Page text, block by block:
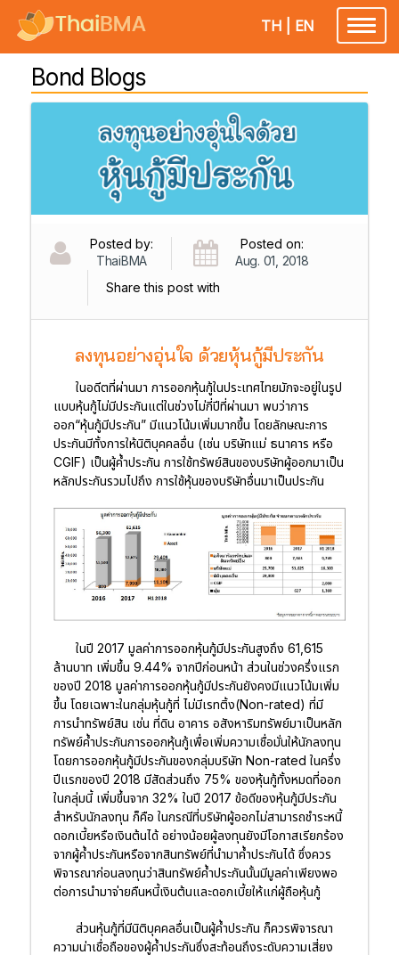
TH EN
Bond Blogs
Posted by:
ThaiBMA
Posted on:
Aug. 01, 2018
Share this post with
ลงทุนอย่างอุ่นใจ ด้วยหุ้นกู้มีประกัน
ในอดีตที่ผ่านมา การออกหุ้นกู้ในประเทศไทยมักจะอยู่ในรูป
แบบหุ้นกู้ไม่มีประกันแต่ในช่วงไม่กี่ปีที่ผ่านมา พบว่าการ
ออก“หุ้นกู้มีประกัน” มีแนวโน้มเพิ่มมากขึ้น โดยลักษณะการ
ประกันมีทั้งการให้นิติบุคคลอื่น (เช่น บริษัทแม่ ธนาคาร หรือ
CGIF) เป็นผู้ค้ำประกัน การใช้ทรัพย์สินของบริษัทผู้ออกมาเป็น
หลักประกันรวมไปถึง การใช้หุ้นของบริษัทอื่นมาเป็นประกัน
ในปี 2017 มูลค่าการออกหุ้นกู้มีประกันสูงถึง 61,615
ล้านบาท เพิ่มขึ้น 9.44% จากปีก่อนหน้า ส่วนในช่วงครึ่งแรก
ของปี 2018 มูลค่าการออกหุ้นกู้มีประกันยังคงมีแนวโน้มเพิ่ม
ขึ้น โดยเฉพาะในกลุ่มหุ้นกู้ที่ ไม่มีเรทติ้ง(Non-rated) ที่มี
การนำทรัพย์สิน เช่น ที่ดิน อาคาร อสังหาริมทรัพย์มาเป็นหลัก
ทรัพย์ค้ำประกันการออกหุ้นกู้เพื่อเพิ่มความเชื่อมั่นให้นักลงทุน
โดยการออกหุ้นกู้มีประกันของกลุ่มบริษัท Non-rated ในครึ่ง
ปีแรกของปี 2018 มีสัดส่วนถึง 75% ของหุ้นกู้ทั้งหมดที่ออก
ในกลุ่มนี้ เพิ่มขึ้นจาก 32% ในปี 2017 ข้อดีของหุ้นกู้มีประกัน
สำหรับนักลงทุน ก็คือ ในกรณีที่บริษัทผู้ออกไม่สามารถชำระหนี้
ดอกเบี้ยหรือเงินต้นได้ อย่างน้อยผู้ลงทุนยังมีโอกาสเรียกร้อง
จากผู้ค้ำประกันหรือจากสินทรัพย์ที่นำมาค้ำประกันได้ ซึ่งควร
พิจารณาก่อนลงทุนว่าสินทรัพย์ค้ำประกันนั้นมีมูลค่าเพียงพอ
ต่อการนำมาจ่ายคืนหนี้เงินต้นและดอกเบี้ยให้แก่ผู้ถือหุ้นกู้
ส่วนหุ้นกู้ที่มีนิติบุคคลอื่นเป็นผู้ค้ำประกัน ก็ควรพิจารณา
ความน่าเชื่อถือของผู้ค้ำประกันซึ่งสะท้อนถึงระดับความเสี่ยง